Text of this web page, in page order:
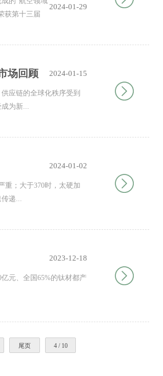
2024-01-29
获第十三届
场回顾 2024-01-15
应链的全球化秩序受到
为新...
2024-01-02
重；大于370时，太硬加
递...
2023-12-18
元、全国65%的钛材都产
尾页 4 / 10